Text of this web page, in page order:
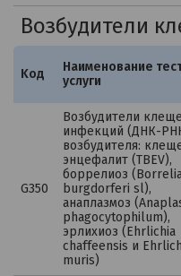
Возбудители
Kод
Наименование
услуги
G350
Возбудители
инфекций (ДНК-
возбудителя:
энцефалит (TBEV),
боррелиоз
burgdorferi sl),
анаплазмоз
phagocytophilum),
эрлихиоз (Ehrlichia
chaffeensis и
muris)